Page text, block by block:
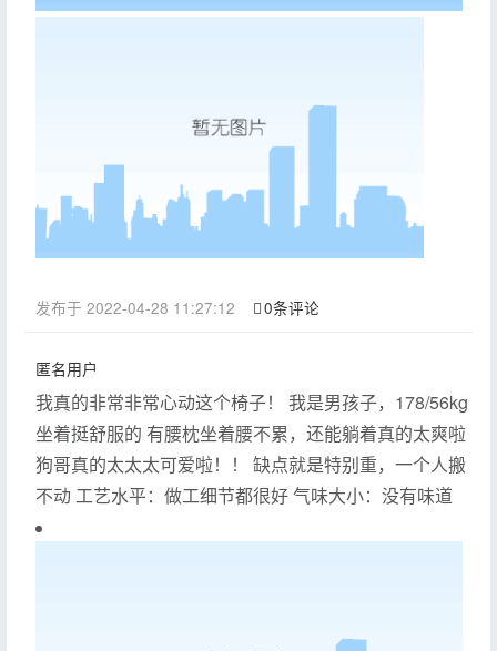
发布于 2022-04-28 11:27:12 0条评论
匿名用户
我真的非常非常心动这个椅子！ 我是男孩子，178/56kg
坐着挺舒服的 有腰枕坐着腰不累，还能躺着真的太爽啦
狗哥真的太太太可爱啦！！ 缺点就是特别重，一个人搬
不动 工艺水平：做工细节都很好 气味大小：没有味道